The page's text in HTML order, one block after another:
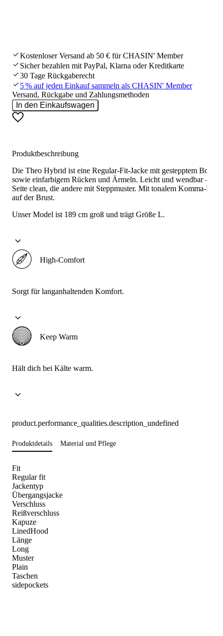
Kostenloser Versand ab 50 € für CHASIN' Member
Sicher bezahlen mit PayPal, Klarna oder Kreditkarte
30 Tage Rückgaberecht
5 % auf jeden Einkauf sammeln als CHASIN' Member
Versand, Rückgabe und Zahlungsmethoden
In den Einkaufswagen
Produktbeschreibung
Die Theo Hybrid ist eine Regular-Fit-Jacke mit gestepptem Body
sowie einfarbigem Rücken und Ärmeln. Leicht und wendbar –
Seite clean, die andere mit Steppmuster. Mit tonalem Komma-
auf der Brust.
Unser Model ist 189 cm groß und trägt Größe L.
High-Comfort
Sorgt für langanhaltenden Komfort.
Keep Warm
Hält dich bei Kälte warm.
product.performance_qualities.description_undefined
Produktdetails Material und Pflege
Fit
Regular fit
Jackentyp
Übergangsjacke
Verschluss
Reißverschluss
Kapuze
LinedHood
Länge
Long
Muster
Plain
Taschen
sidepockets